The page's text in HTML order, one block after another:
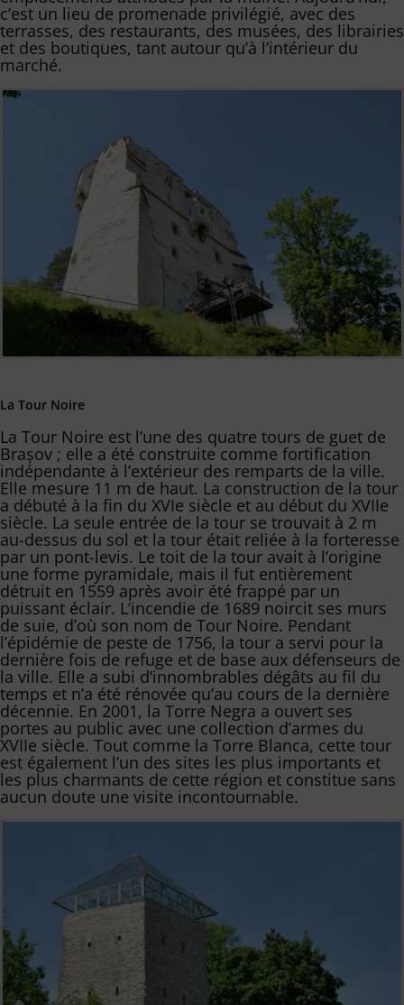
c’est un lieu de promenade privilégié, avec des
terrasses, des restaurants, des musées, des librairies
et des boutiques, tant autour qu’à l’intérieur du
marché.
La Tour Noire
La Tour Noire est l’une des quatre tours de guet de
Brașov ; elle a été construite comme fortification
indépendante à l’extérieur des remparts de la ville.
Elle mesure 11 m de haut. La construction de la tour
a débuté à la fin du XVIe siècle et au début du XVIIe
siècle. La seule entrée de la tour se trouvait à 2 m
au-dessus du sol et la tour était reliée à la forteresse
par un pont-levis. Le toit de la tour avait à l’origine
une forme pyramidale, mais il fut entièrement
détruit en 1559 après avoir été frappé par un
puissant éclair. L’incendie de 1689 noircit ses murs
de suie, d’où son nom de Tour Noire. Pendant
l’épidémie de peste de 1756, la tour a servi pour la
dernière fois de refuge et de base aux défenseurs de
la ville. Elle a subi d’innombrables dégâts au fil du
temps et n’a été rénovée qu’au cours de la dernière
décennie. En 2001, la Torre Negra a ouvert ses
portes au public avec une collection d’armes du
XVIIe siècle. Tout comme la Torre Blanca, cette tour
est également l’un des sites les plus importants et
les plus charmants de cette région et constitue sans
aucun doute une visite incontournable.